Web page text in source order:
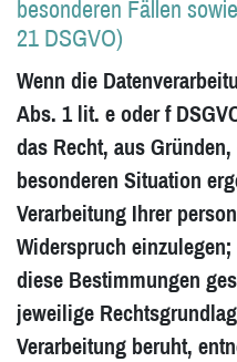
besonderen Fällen
21 DSGVO)
Wenn die
Abs. 1 lit. e oder f
das Recht, aus
besonderen Situation
Verarbeitung Ihrer
Widerspruch
diese Bestimmungen
jeweilige
Verarbeitung beruht,